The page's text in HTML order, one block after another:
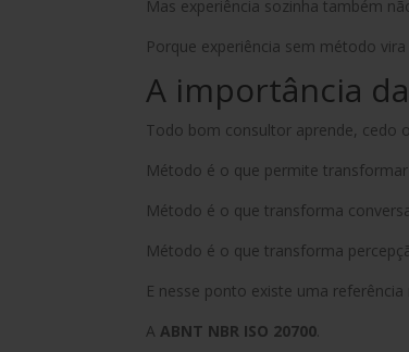
Mas experiência sozinha também
Porque experiência sem método vira
A importância
Todo bom consultor aprende, cedo
Método é o que permite
Método é o que transforma
Método é o que transforma
E nesse ponto existe uma
AABNT NBR ISO 20700.